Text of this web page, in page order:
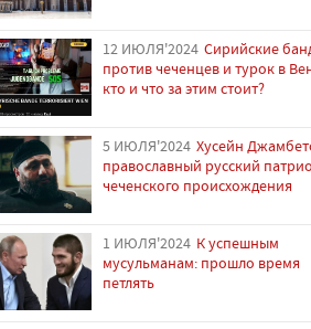
12 ИЮЛЯ'2024 Сирийские
против чеченцев и турок в
кто и что за этим стоит?
5 ИЮЛЯ'2024 Хусейн
православный русский
чеченского происхождения
1 ИЮЛЯ'2024 К успешным
мусульманам: прошло время
петлять